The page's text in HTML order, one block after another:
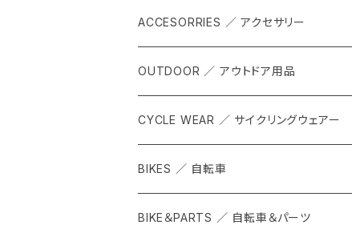
ACCESORRIES ／ アクセサリー
OUTDOOR ／ アウトドア用品
CYCLE WEAR ／ サイクリングウェアー
BIKES ／ 自転車
BIKE＆PARTS ／ 自転車＆パーツ